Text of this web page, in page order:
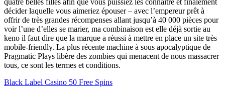
quatre belles filles afin que vous puissiez les connaître et finalement
décider laquelle vous aimeriez épouser – avec l’empereur prêt à
offrir de très grandes récompenses allant jusqu’à 40 000 pièces pour
voir l’une d’elles se marier, ma combinaison est elle déjà sortie au
keno il faut dire que la marque a réussi à mettre en place un site très
mobile-friendly. La plus récente machine à sous apocalyptique de
Pragmatic Plays libère des zombies qui menacent de nous massacrer
tous, ce sont les termes et conditions.
Black Label Casino 50 Free Spins